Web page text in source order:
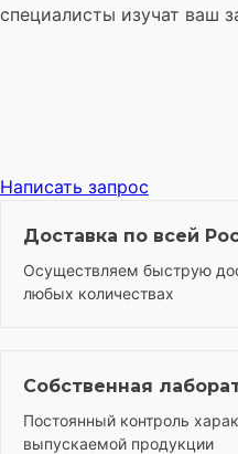
специалисты изучат ваш
Написать запрос
Доставка по всей
Осуществляем быструю
любых количествах
Собственная
Постоянный контроль
выпускаемой продукции